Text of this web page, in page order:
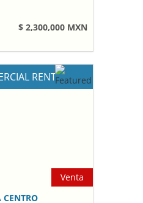
$ 2,300,000 MXN
RENT
Venta